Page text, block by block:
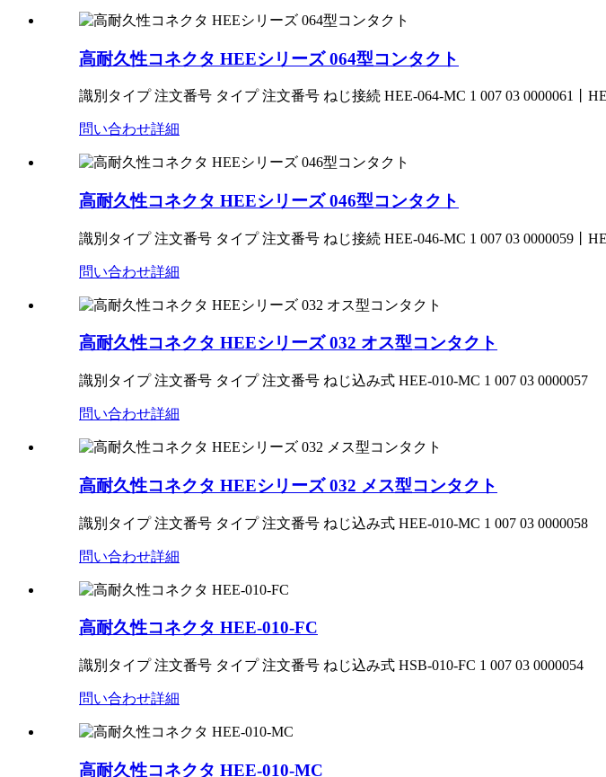
高耐久性コネクタ HEEシリーズ 064型コンタクト
識別タイプ 注文番号 タイプ 注文番号 ねじ接続 HEE-064-MC 1 007 03 0000061丨
問い合わせ詳細
高耐久性コネクタ HEEシリーズ 046型コンタクト
識別タイプ 注文番号 タイプ 注文番号 ねじ接続 HEE-046-MC 1 007 03 0000059丨
問い合わせ詳細
高耐久性コネクタ HEEシリーズ 032 オス型コンタクト
識別タイプ 注文番号 タイプ 注文番号 ねじ込み式 HEE-010-MC 1 007 03 0000057
問い合わせ詳細
高耐久性コネクタ HEEシリーズ 032 メス型コンタクト
識別タイプ 注文番号 タイプ 注文番号 ねじ込み式 HEE-010-MC 1 007 03 0000058
問い合わせ詳細
高耐久性コネクタ HEE-010-FC
識別タイプ 注文番号 タイプ 注文番号 ねじ込み式 HSB-010-FC 1 007 03 0000054
問い合わせ詳細
高耐久性コネクタ HEE-010-MC